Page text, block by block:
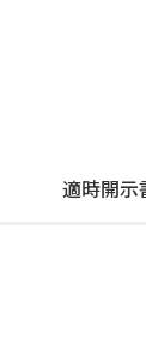
適時開示